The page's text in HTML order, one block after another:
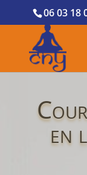
06 03 18
en